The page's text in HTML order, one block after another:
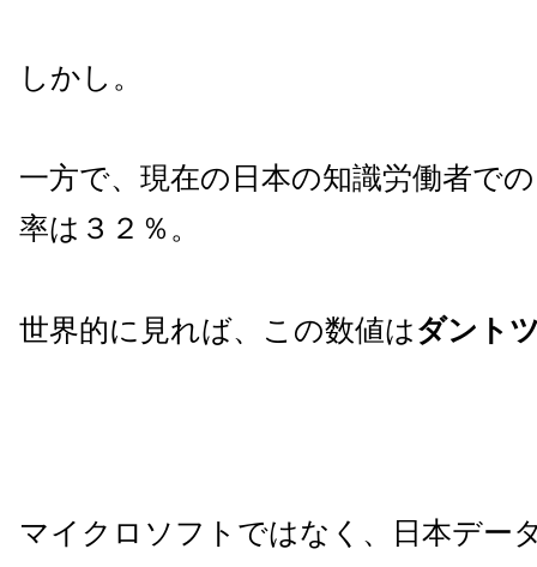
しかし。
一方で、現在の日本の知識労働者で
率は３２％。
世界的に見れば、この数値はダント
マイクロソフトではなく、日本デー